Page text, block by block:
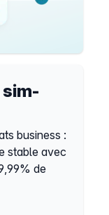
sim-
business :
stable avec
de